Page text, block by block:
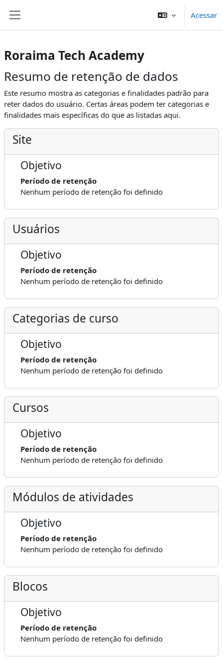
Acessar
Roraima Tech Academy
Resumo de retenção de dados
Este resumo mostra as categorias e finalidades padrão para
reter dados do usuário. Certas áreas podem ter categorias e
finalidades mais específicas do que as listadas aqui.
Site
Objetivo
Período de retenção
Nenhum período de retenção foi definido
Usuários
Objetivo
Período de retenção
Nenhum período de retenção foi definido
Categorias de curso
Objetivo
Período de retenção
Nenhum período de retenção foi definido
Cursos
Objetivo
Período de retenção
Nenhum período de retenção foi definido
Módulos de atividades
Objetivo
Período de retenção
Nenhum período de retenção foi definido
Blocos
Objetivo
Período de retenção
Nenhum período de retenção foi definido